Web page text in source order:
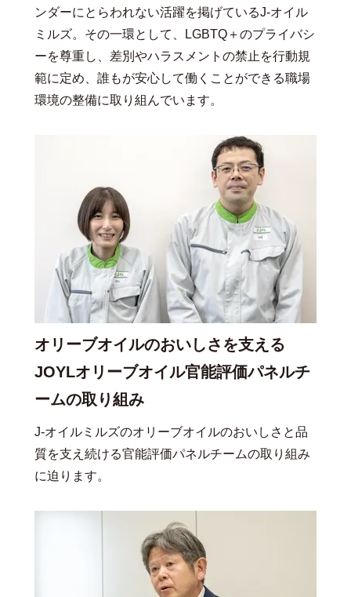
ンダーにとらわれない活躍を掲げているJ-オイル
ミルズ。その一環として、LGBTQ＋のプライバシ
ーを尊重し、差別やハラスメントの禁止を行動規
範に定め、誰もが安心して働くことができる職場
環境の整備に取り組んでいます。
オリーブオイルのおいしさを支える
JOYLオリーブオイル官能評価パネルチ
ームの取り組み
J-オイルミルズのオリーブオイルのおいしさと品
質を支え続ける官能評価パネルチームの取り組み
に迫ります。